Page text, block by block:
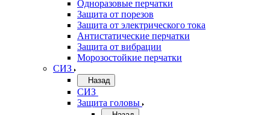
Одноразовые перчатки
Защита от порезов
Защита от электрического тока
Антистатические перчатки
Защита от вибрации
Морозостойкие перчатки
СИЗ
Назад
СИЗ
Защита головы